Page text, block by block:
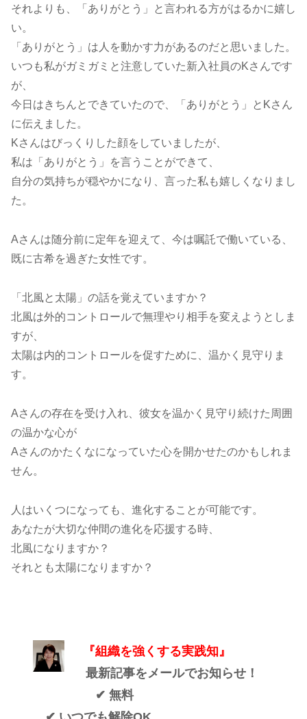
それよりも、「ありがとう」と言われる方がはるかに嬉し
い。
「ありがとう」は人を動かす力があるのだと思いました。
いつも私がガミガミと注意していた新入社員のKさんです
が、
今日はきちんとできていたので、「ありがとう」とKさん
に伝えました。
Kさんはびっくりした顔をしていましたが、
私は「ありがとう」を言うことができて、
自分の気持ちが穏やかになり、言った私も嬉しくなりまし
た。
Aさんは随分前に定年を迎えて、今は嘱託で働いている、
既に古希を過ぎた女性です。
「北風と太陽」の話を覚えていますか？
北風は外的コントロールで無理やり相手を変えようとしま
すが、
太陽は内的コントロールを促すために、温かく見守りま
す。
Aさんの存在を受け入れ、彼女を温かく見守り続けた周囲
の温かな心が
Aさんのかたくなになっていた心を開かせたのかもしれま
せん。
人はいくつになっても、進化することが可能です。
あなたが大切な仲間の進化を応援する時、
北風になりますか？
それとも太陽になりますか？
『組織を強くする実践知』
最新記事をメールでお知らせ！
✔ 無料